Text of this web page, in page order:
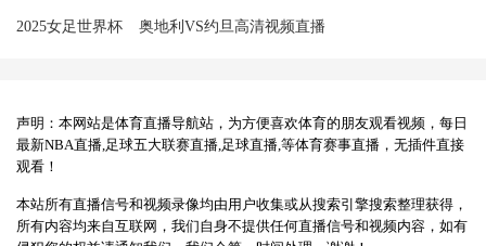
2025女足世界杯 奥地利VS约旦高清视频直播
声明：本网站是体育直播导航站，为方便喜欢体育的朋友观看视频，每日
最新NBA直播,足球五大联赛直播,足球直播,等体育赛事直播，无插件直接
观看！
本站所有直播信号和视频录像均由用户收集或从搜索引擎搜索整理获得，
所有内容均来自互联网，我们自身不提供任何直播信号和视频内容，如有